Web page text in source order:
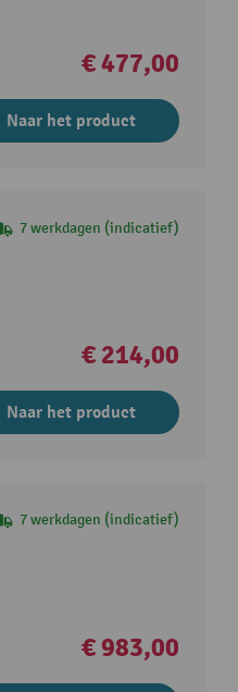
€ 477,00
Naar het product
7 werkdagen (indicatief)
€ 214,00
Naar het product
7 werkdagen (indicatief)
€ 983,00